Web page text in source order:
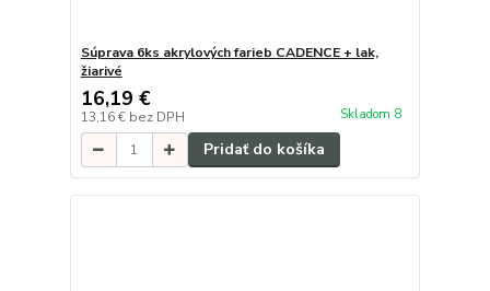
Súprava 6ks akrylových farieb CADENCE + lak,
žiarivé
16,19 €
13,16 € bez DPH Skladom 8
Pridať do košíka